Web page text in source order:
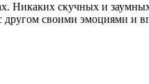
Никаких скучных и
своими эмоциями и